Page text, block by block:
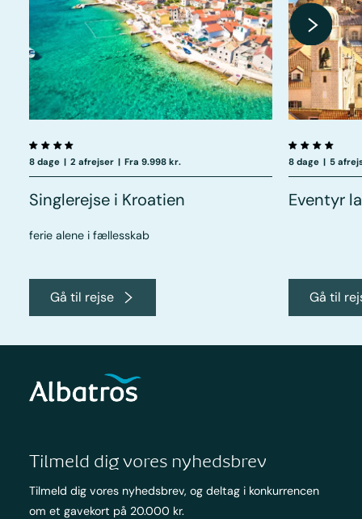
8 dage | 2 afrejser | Fra 9.998 kr.
Singlerejse i Kroatien
ferie alene i fællesskab
Gå til rejse
8 dage | 5
Eventyr
Gå til
Tilmeld dig vores nyhedsbrev
Tilmeld dig vores nyhedsbrev, og deltag i konkurrencen
om et gavekort på 20.000 kr.